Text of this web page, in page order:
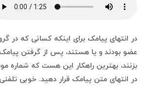
در انتهای پیامک برای اینکه کسانی که در
عضو بودند و یا هستند، پس از گرفتن
بزنند، بهترین راهکار این هست که شماره
در انتهای متن پیامک قرار دهید. خوبی